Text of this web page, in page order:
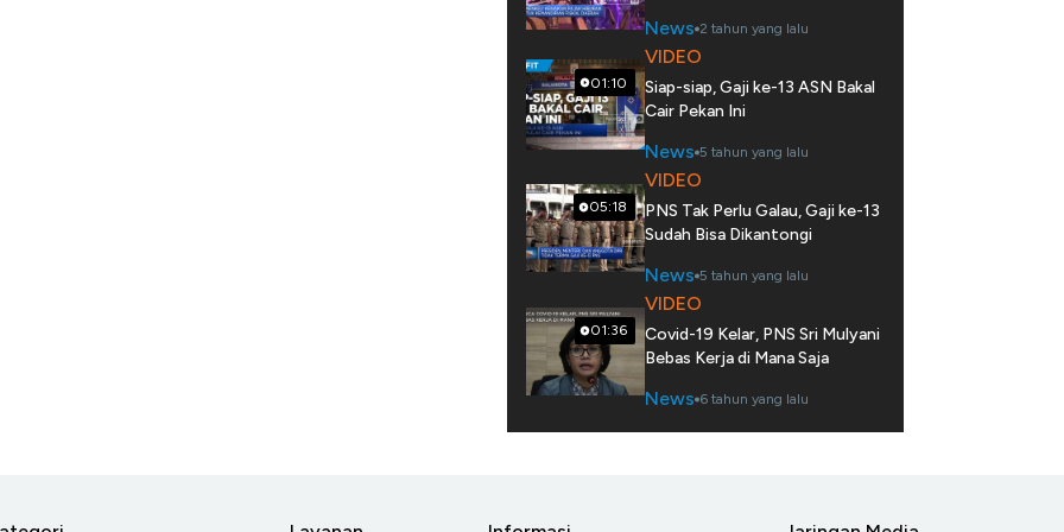
News 2 tahun yang lalu
01:10
VIDEO
Siap-siap, Gaji ke-13 ASN Bakal
Cair Pekan Ini
News 5 tahun yang lalu
05:18
VIDEO
PNS Tak Perlu Galau, Gaji ke-13
Sudah Bisa Dikantongi
News 5 tahun yang lalu
01:36
VIDEO
Covid-19 Kelar, PNS Sri Mulyani
Bebas Kerja di Mana Saja
News 6 tahun yang lalu